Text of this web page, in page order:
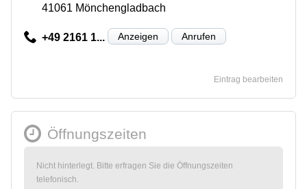
41061 Mönchengladbach
+49 2161 1... Anzeigen Anrufen
Eintrag bearbeiten
Öffnungszeiten
Nicht hinterlegt. Bitte erfragen Sie die Öffnungszeiten
telefonisch.